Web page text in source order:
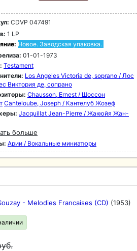
CDVP 047491
1 LP
Новое. Заводская упаковка.
01-01-1973
Testament
Los Angeles Victoria de, soprano / Лос
Виктория де, сопрано
Chausson, Ernest / Шоссон
Canteloube, Joseph / Кантелуб Жозеф
Jacquillat Jean-Pierre / Жакюйя Жан-
больше
Арии / Вокальные миниатюры
- Melodies Francaises (CD) (1953)